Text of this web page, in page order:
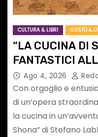
CULTURA & LIBRI GUSTO &
“LA CUCINA DI
FANTASTICI
Ago 4, 2026
Con orgoglio e
di un’opera
la cucina in
Shona” di Stefano